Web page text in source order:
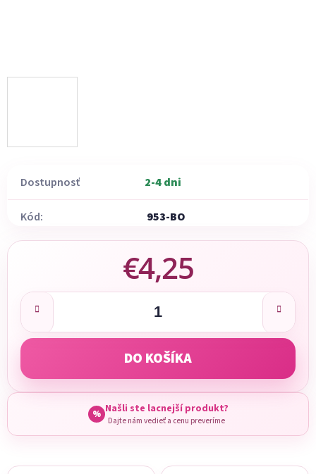
Dostupnosť 2-4 dni
Kód: 953-BO
€4,25
Jednotková cena:
DO KOŠÍKA
% Našli ste lacnejší produkt?
Dajte nám vedieť a cenu preveríme